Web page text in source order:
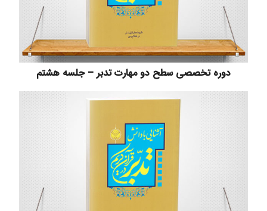
دوره تخصصی سطح دو مهارت تدبر – جلسه هشتم